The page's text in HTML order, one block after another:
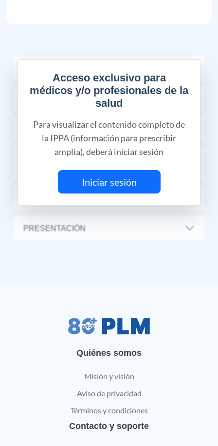
Acceso exclusivo para
médicos y/o profesionales de la
salud
Para visualizar el contenido completo de
la IPPA (información para prescribir
amplia), deberá iniciar sesión
Iniciar sesión
INDICACIONES TERAPÉUTICAS
CONTRAINDICACIONES
INTERACCIONES MEDICAMENTOSAS Y
PRESENTACIÓN
Quiénes somos
Misión y visión
Aviso de privacidad
Términos y condiciones
Contacto y soporte